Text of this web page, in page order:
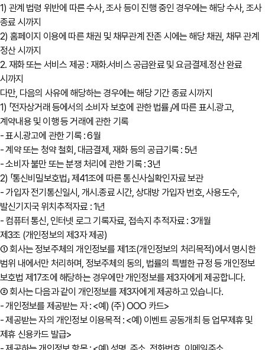
1) 관계 법령 위반에 따른 수사, 조사 등이 진행 중인 경우에는 해당 수사, 조사
종료 시까지
2) 홈페이지 이용에 따른 채권 및 채무관계 잔존 시에는 해당 채권, 채무 관계
정산 시까지
2. 재화 또는 서비스 제공 : 재화․서비스 공급완료 및 요금결제․정산 완료
시까지
다만, 다음의 사유에 해당하는 경우에는 해당 기간 종료 시까지
1) 「전자상거래 등에서의 소비자 보호에 관한 법률」에 따른 표시․광고,
계약내용 및 이행 등 거래에 관한 기록
- 표시․광고에 관한 기록 : 6월
- 계약 또는 청약 철회, 대금결제, 재화 등의 공급기록 : 5년
- 소비자 불만 또는 분쟁 처리에 관한 기록 : 3년
2) 「통신비밀보호법」 제41조에 따른 통신사실확인자료 보관
- 가입자 전기통신일시, 개시․종료 시간, 상대방 가입자 번호, 사용도수,
발신기지국 위치추적자료 : 1년
- 컴퓨터 통신, 인터넷 로그 기록자료, 접속지 추적자료 : 3개월
제3조 (개인정보의 제3자 제공)
① 회사는 정보주체의 개인정보를 제1조(개인정보의 처리목적)에서 명시한
범위 내에서만 처리하며, 정보주체의 동의, 법률의 특별한 규정 등 개인정보
보호법 제17조에 해당하는 경우에만 개인정보를 제3자에게 제공합니다.
② 회사는 다음과 같이 개인정보를 제3자에게 제공하고 있습니다.
- 개인정보를 제공받는 자 : <예) (주) OOO 카드>
- 제공받는 자의 개인정보 이용목적 : <예) 이벤트 공동개최 등 업무제휴 및
제휴 신용카드 발급>